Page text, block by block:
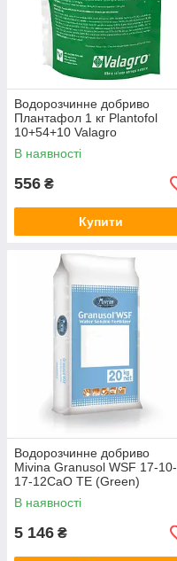
Водорозчинне добриво
Плантафол 1 кг Plantofol
10+54+10 Valagro
В наявності
556 ₴
Купити
Водорозчинне добриво
Mivina Granusol WSF 17-10-
17-12CaO TE (Green)
В наявності
5 146 ₴